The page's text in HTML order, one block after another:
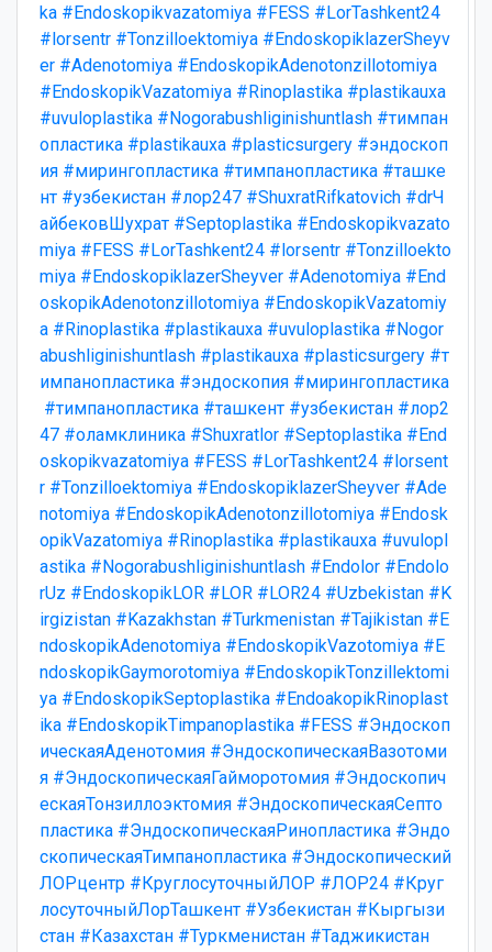
ka #Endoskopikvazatomiya #FESS #LorTashkent24
#lorsentr #Tonzilloektomiya #EndoskopiklazerSheyv
er #Adenotomiya #EndoskopikAdenotonzillotomiya
#EndoskopikVazatomiya #Rinoplastika #plastikauxa
#uvuloplastika #Nogorabushliginishuntlash #тимпан
опластика #plastikauxa #plasticsurgery #эндоскоп
ия #мирингопластика #тимпанопластика #ташке
нт #узбекистан #лор247 #ShuxratRifkatovich #drЧ
айбековШухрат #Septoplastika #Endoskopikvazato
miya #FESS #LorTashkent24 #lorsentr #Tonzilloekto
miya #EndoskopiklazerSheyver #Adenotomiya #End
oskopikAdenotonzillotomiya #EndoskopikVazatomiy
a #Rinoplastika #plastikauxa #uvuloplastika #Nogor
abushliginishuntlash #plastikauxa #plasticsurgery #т
импанопластика #эндоскопия #мирингопластика
#тимпанопластика #ташкент #узбекистан #лор2
47 #оламклиника #Shuxratlor #Septoplastika #End
oskopikvazatomiya #FESS #LorTashkent24 #lorsent
r #Tonzilloektomiya #EndoskopiklazerSheyver #Ade
notomiya #EndoskopikAdenotonzillotomiya #Endosk
opikVazatomiya #Rinoplastika #plastikauxa #uvulopl
astika #Nogorabushliginishuntlash #Endolor #Endolo
rUz #EndoskopikLOR #LOR #LOR24 #Uzbekistan #K
irgizistan #Kazakhstan #Turkmenistan #Tajikistan #E
ndoskopikAdenotomiya #EndoskopikVazotomiya #E
ndoskopikGaymorotomiya #EndoskopikTonzillektomi
ya #EndoskopikSeptoplastika #EndoakopikRinoplast
ika #EndoskopikTimpanoplastika #FESS #Эндоскоп
ическаяАденотомия #ЭндоскопическаяВазотоми
я #ЭндоскопическаяГайморотомия #Эндоскопич
ескаяТонзиллоэктомия #ЭндоскопическаяСепто
пластика #ЭндоскопическаяРинопластика #Эндо
скопическаяТимпанопластика #Эндоскопический
ЛОРцентр #КруглосуточныйЛОР #ЛОР24 #Круг
лосуточныйЛорТашкент #Узбекистан #Кыргызи
стан #Казахстан #Туркменистан #Таджикистан